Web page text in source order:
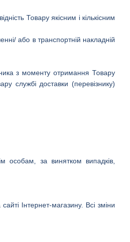
Товару якісним і кількісним
або в транспортній накладній
з моменту отримання Товару
службі доставки (перевізнику)
особам, за винятком випадків,
Інтернет-магазину. Всі зміни